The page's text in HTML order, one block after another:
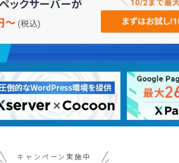
キャンペーン実施中